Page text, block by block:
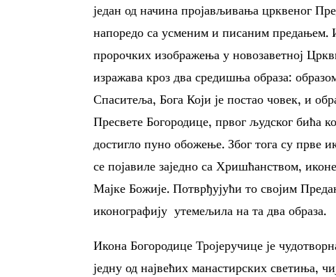
један од начина пројављивања црквеног
напоредо са усменим и писаним
пророчких изображења у новозаветној
изражава кроз два средишња образа:
Спаситеља, Бога Који је постао човек, и
Пресвете Богородице, првог људског бића
достигло пуно обожење. Због тога су прве
се појавиле заједно са Хришћанством,
Мајке Божије. Потврђујући то својим
иконографију утемељила на та два образа.
Икона Богородице Тројеручице је
једну од највећих манастирских светиња,